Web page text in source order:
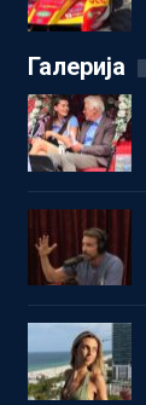
Галерија